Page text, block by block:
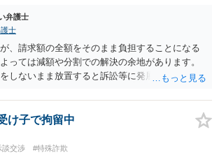
弁護士
士
、請求額の全額をそのまま負担することになる
っては減額や分割での解決の余地があります。
しないまま放置すると訴訟等に発展してしまう
け子で拘留中
談交渉 #特殊詐欺